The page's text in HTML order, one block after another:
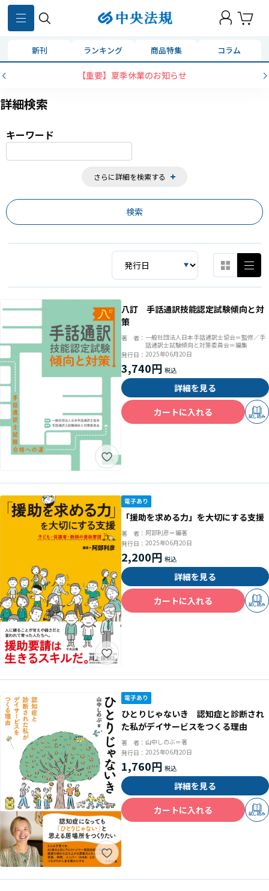
新刊 ランキング 商品特集 コラム
コンビニ決済に「セブンイレブン」を追加いたしま
詳細検索
キーワード
さらに詳細を検索する
859
八訂 手話通訳技能認定試験傾向と対
策
著 者： 一般社団法人日本手話通訳士協会＝監修／手
話通訳士試験傾向と対策委員会＝編集
発行日： 2025年06月20日
3,740円
詳細を見る
カートに入れる
試し読み
「援助を求める力」を大切にする支援
著 者： 阿部利彦＝編著
発行日： 2025年06月20日
2,200円
詳細を見る
カートに入れる
試し読み
ひとりじゃないき 認知症と診断され
た私がデイサービスをつくる理由
著 者： 山中しのぶ＝著
発行日： 2025年06月20日
1,760円
詳細を見る
カートに入れる
試し読み